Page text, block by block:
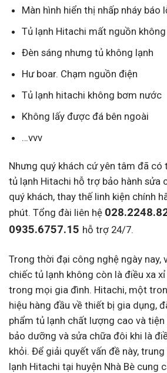
Màn hình hiển thị nhấp nháy báo
Tủ lạnh Hitachi mất nguồn
Đèn sáng nhưng tủ không lạnh
Hư boar. Chạm nguồn điện
Tủ lạnh hitachi không bơm nước
Không lấy được đá bên ngoài
…vvv
Nhưng quý khách cứ yên tâm đã có
tủ lạnh Hitachi hỗ trợ bảo hành sửa
quý khách, thay thế linh kiện chính
phút. Tổng đài liên hệ
0935.6757.15 hỗ trợ 24/7.
Trong thời đại công nghệ ngày nay,
chiếc tủ lạnh không còn là điều xa
trong mọi gia đình. Hitachi, một
hiệu hàng đầu về thiết bị gia dụng,
phẩm tủ lạnh chất lượng cao và tiện
bảo dưỡng và sửa chữa đôi khi là
khỏi. Để giải quyết vấn đề này,
lạnh Hitachi tại huyện Nhà Bè cung